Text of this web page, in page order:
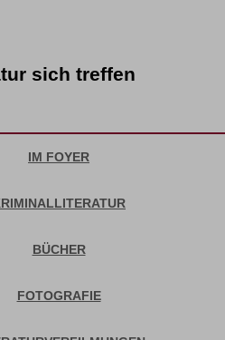
sich treffen
IM FOYER
BÜCHER
FOTOGRAFIE